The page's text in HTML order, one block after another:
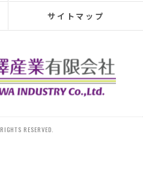
leak investigation
the second-floor closet,
leak location.
tiles were significantly
several places and even a
10-15 years, I requested
サイトマップ
RESERVED.